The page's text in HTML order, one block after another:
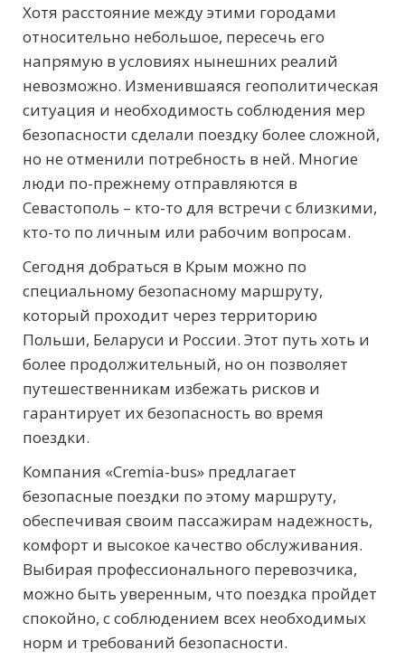
Хотя расстояние между этими городами
относительно небольшое, пересечь его
напрямую в условиях нынешних реалий
невозможно. Изменившаяся геополитическая
ситуация и необходимость соблюдения мер
безопасности сделали поездку более сложной,
но не отменили потребность в ней. Многие
люди по-прежнему отправляются в
Севастополь – кто-то для встречи с близкими,
кто-то по личным или рабочим вопросам.
Сегодня добраться в Крым можно по
специальному безопасному маршруту,
который проходит через территорию
Польши, Беларуси и России. Этот путь хоть и
более продолжительный, но он позволяет
путешественникам избежать рисков и
гарантирует их безопасность во время
поездки.
Компания «Cremia-bus» предлагает
безопасные поездки по этому маршруту,
обеспечивая своим пассажирам надежность,
комфорт и высокое качество обслуживания.
Выбирая профессионального перевозчика,
можно быть уверенным, что поездка пройдет
спокойно, с соблюдением всех необходимых
норм и требований безопасности.